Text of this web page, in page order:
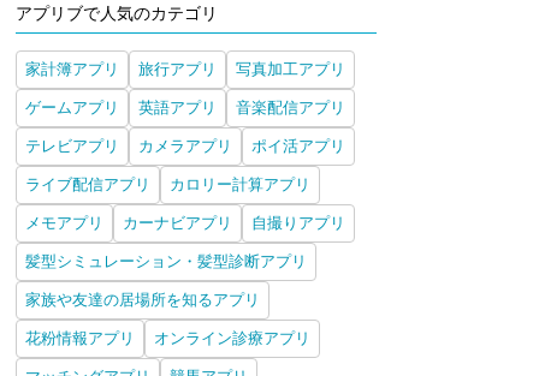
アプリブで人気のカテゴリ
家計簿アプリ 旅行アプリ 写真加工アプリ
ゲームアプリ 英語アプリ 音楽配信アプリ
テレビアプリ カメラアプリ ポイ活アプリ
ライブ配信アプリ カロリー計算アプリ
メモアプリ カーナビアプリ 自撮りアプリ
髪型シミュレーション・髪型診断アプリ
家族や友達の居場所を知るアプリ
花粉情報アプリ オンライン診療アプリ